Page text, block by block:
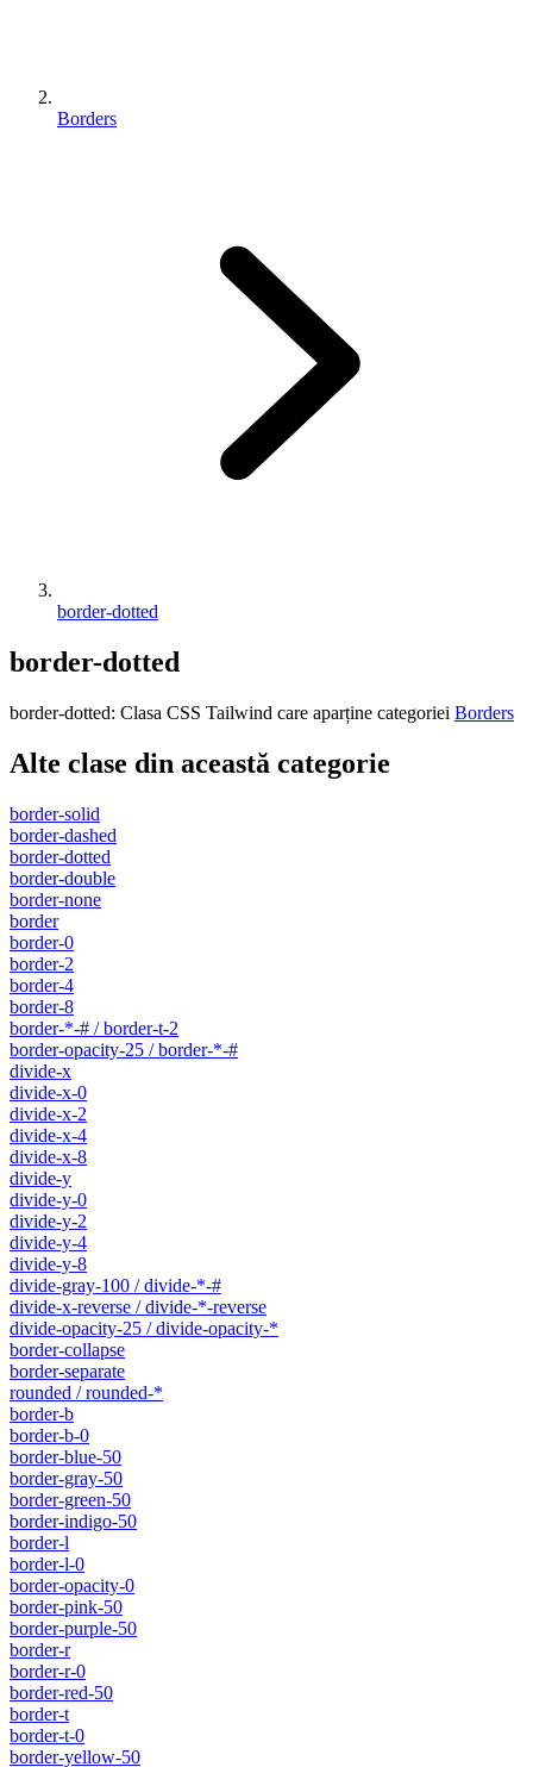
Borders
border-dotted
border-dotted
border-dotted: Clasa CSS Tailwind care aparține categoriei Borders
Alte clase din această categorie
border-solid
border-dashed
border-dotted
border-double
border-none
border
border-0
border-2
border-4
border-8
border-*-# / border-t-2
border-opacity-25 / border-*-#
divide-x
divide-x-0
divide-x-2
divide-x-4
divide-x-8
divide-y
divide-y-0
divide-y-2
divide-y-4
divide-y-8
divide-gray-100 / divide-*-#
divide-x-reverse / divide-*-reverse
divide-opacity-25 / divide-opacity-*
border-collapse
border-separate
rounded / rounded-*
border-b
border-b-0
border-blue-50
border-gray-50
border-green-50
border-indigo-50
border-l
border-l-0
border-opacity-0
border-pink-50
border-purple-50
border-r
border-r-0
border-red-50
border-t
border-t-0
border-yellow-50